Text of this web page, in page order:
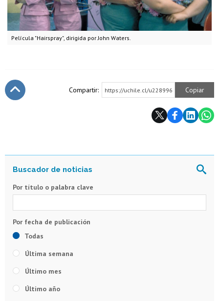
Película "Hairspray", dirigida por John Waters.
Compartir: https://uchile.cl/u228996 Copiar
Por título o palabra clave
Todas
Última semana
Último mes
Último año